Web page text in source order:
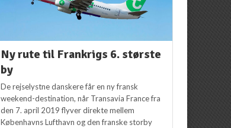
Ny rute til Frankrigs 6. største
by
De rejselystne danskere får en ny fransk
weekend-destination, når Transavia France fra
den 7. april 2019 flyver direkte mellem
Københavns Lufthavn og den franske storby